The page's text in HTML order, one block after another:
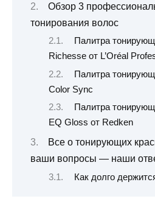
Обзор 3
тонирования волос
Палитра
Richesse от L’Oréal
Палитра
Color Sync
Палитра
EQ Gloss от Redken
Все о тонирующих
ваши вопросы — наши
Как долго